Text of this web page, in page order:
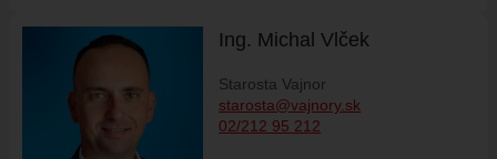
ZBERNÉ MIESTO
VOĽBY DO ORGÁNOV ÚZEMNEJ SAMOSPRÁVY
REFERENDUM
OTVORENÁ SAMOSPRÁVA
Ing. Michal Vlček
Starosta Vajnor
starosta@vajnory.sk
02/212 95 212